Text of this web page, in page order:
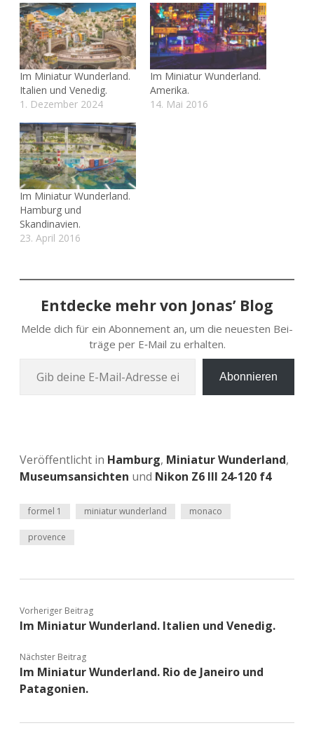
Im Miniatur Wunderland.
Italien und Venedig.
1. Dezember 2024
Im Miniatur Wunderland.
Amerika.
14. Mai 2016
Im Miniatur Wunderland.
Hamburg und
Skandinavien.
23. April 2016
Entdecke mehr von Jonas’ Blog
Melde dich für ein Abon­ne­ment an, um die neu­es­ten Bei­
trä­ge per E‑Mail zu erhalten.
Abonnieren
Veröffentlicht in Hamburg, Miniatur Wunderland,
Museumsansichten und Nikon Z6 III 24-120 f4
formel 1 miniatur wunderland monaco
provence
Vorheriger Beitrag
Im Miniatur Wunderland. Italien und Venedig.
Nächster Beitrag
Im Miniatur Wunderland. Rio de Janeiro und
Patagonien.